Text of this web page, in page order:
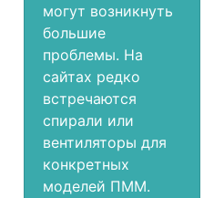
могут возникнуть
большие
проблемы. На
сайтах редко
встречаются
спирали или
вентиляторы для
конкретных
моделей ПММ.